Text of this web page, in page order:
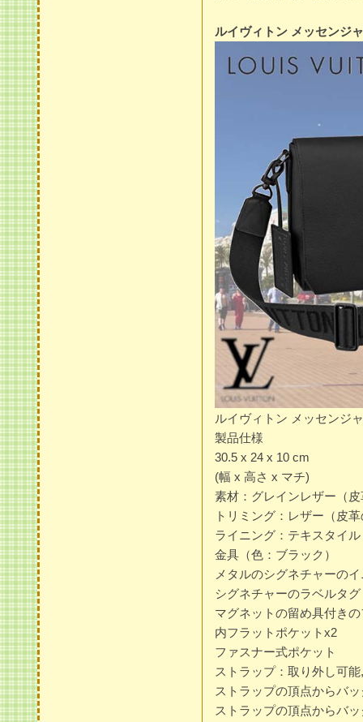
ルイヴィトン メッセンジ
ルイヴィトン メッセンジ
製品仕様
30.5 x 24 x 10 cm
(幅 x 高さ x マチ)
素材：グレインレザー（
トリミング：レザー（皮
ライニング：テキスタイル
金具（色：ブラック）
メタルのシグネチャーの
シグネチャーのラベルタグ
マグネットの留め具付き
内フラットポケットx2
ファスナー式ポケット
ストラップ：取り外し可
ストラップの頂点からバ
ストラップの頂点からバ